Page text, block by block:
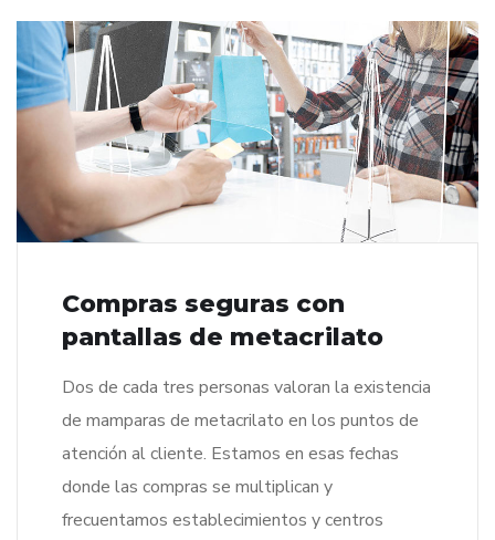
Compras seguras con
pantallas de metacrilato
Dos de cada tres personas valoran la existencia
de mamparas de metacrilato en los puntos de
atención al cliente. Estamos en esas fechas
donde las compras se multiplican y
frecuentamos establecimientos y centros